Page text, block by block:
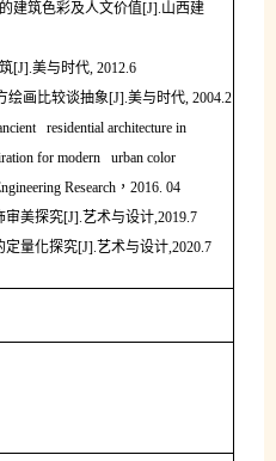
建筑色彩及人文价值[J].山西建
[J].美与时代, 2012.6
绘画比较谈抽象[J].美与时代, 2004.2
residential architecture in
for modern urban color
Research ， 2016. 04
审美探究[J].艺术与设计,2019.7
定量化探究[J].艺术与设计,2020.7